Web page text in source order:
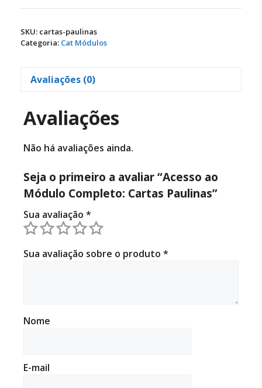
Módulo
SKU: cartas-paulinas
Categoria: Cat Módulos
Avaliações (0)
Avaliações
Não há avaliações ainda.
Seja o primeiro a avaliar “Acesso ao
Módulo Completo: Cartas Paulinas”
Sua avaliação *
Sua avaliação sobre o produto *
Nome
E-mail